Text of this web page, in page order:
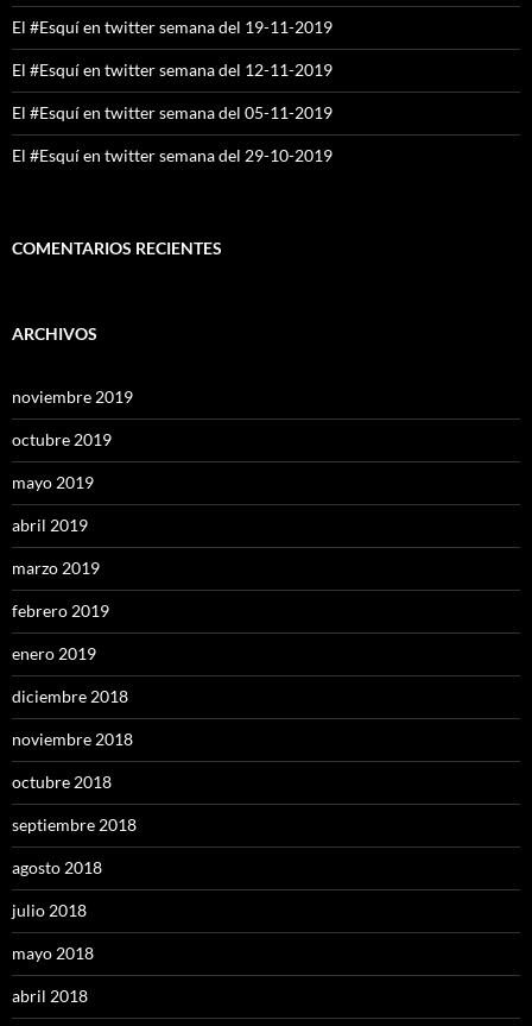
El #Esquí en twitter semana del 19-11-2019
El #Esquí en twitter semana del 12-11-2019
El #Esquí en twitter semana del 05-11-2019
El #Esquí en twitter semana del 29-10-2019
COMENTARIOS RECIENTES
ARCHIVOS
noviembre 2019
octubre 2019
mayo 2019
abril 2019
marzo 2019
febrero 2019
enero 2019
diciembre 2018
noviembre 2018
octubre 2018
septiembre 2018
agosto 2018
julio 2018
mayo 2018
abril 2018